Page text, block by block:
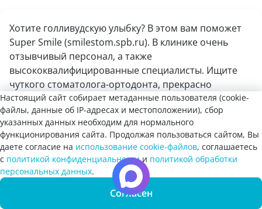
Хотите голливудскую улыбку? В этом вам поможет
Super Smile (smilestom.spb.ru). В клинике очень
отзывчивый персонал, а также
высококвалифицированные специалисты. Ищите
чуткого стоматолога-ортодонта, прекрасно
знающего свое дело? Тогда вам к Неголюк Валерии
Руслановне! Делает всё очень аккуратно! К тому же
очень добрая и приветливая. Также хочется
отметить прекрасную работу Бородулиной Ирины
Ивановны — это хирург с золотыми руками! Если
речь идет об удалении — бегом к ней! Но, а если у
вас правильный прикус, ровные зубы и не надо
ничего удалять, то всё равно загляните в клинику
Побывав у этих специалистов, я осталась очень
довольна! Мой путь к голливудской улыбке еще не
закончен, но я с радостью продолжу
«сотрудничество» с клиникой Super Smile!
Рекомендую всем-всем-всем!
Вы хотите отключить цензуру на всём сайте?
Настоящий сайт собирает метаданные пользователя (cookie-
файлы, данные об IP-адресах и местоположении), сбор
указанных данных необходим для нормального
функционирования сайта. Продолжая пользоваться сайтом, Вы
даете согласие на использование cookie-файлов, соглашаетесь
с политикой конфиденциальностии политикой обработки
персональных данных.
Согласен
онлайн